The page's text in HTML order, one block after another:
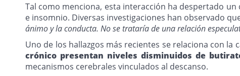
Tal como menciona, esta interacción ha despertado
e insomnio. Diversas investigaciones han observado
ánimo y la conducta. No se trataría de una relación
Uno de los hallazgos más recientes se relaciona con
crónico presentan niveles disminuidos de
mecanismos cerebrales vinculados al descanso.